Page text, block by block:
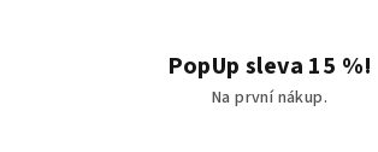
PopUp sleva 15 %!
Na první nákup.